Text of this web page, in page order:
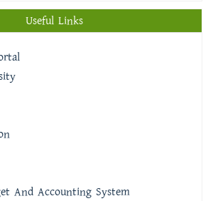
Useful Links
And Accounting System